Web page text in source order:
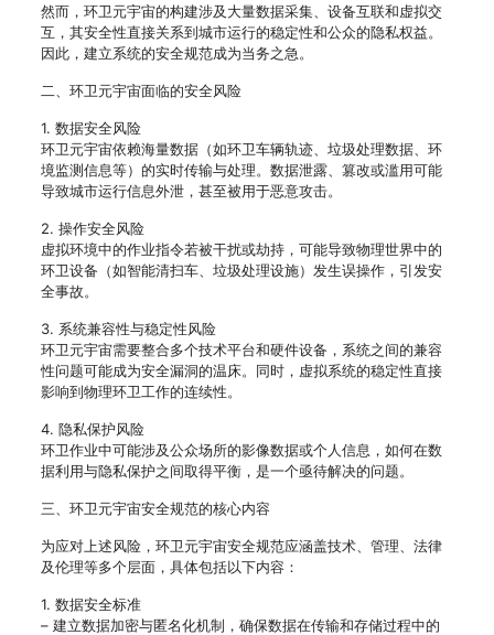
然而，环卫元宇宙的构建涉及大量数据采集、设备互联和虚拟交
互，其安全性直接关系到城市运行的稳定性和公众的隐私权益。
因此，建立系统的安全规范成为当务之急。
二、环卫元宇宙面临的安全风险
1. 数据安全风险
环卫元宇宙依赖海量数据（如环卫车辆轨迹、垃圾处理数据、环
境监测信息等）的实时传输与处理。数据泄露、篡改或滥用可能
导致城市运行信息外泄，甚至被用于恶意攻击。
2. 操作安全风险
虚拟环境中的作业指令若被干扰或劫持，可能导致物理世界中的
环卫设备（如智能清扫车、垃圾处理设施）发生误操作，引发安
全事故。
3. 系统兼容性与稳定性风险
环卫元宇宙需要整合多个技术平台和硬件设备，系统之间的兼容
性问题可能成为安全漏洞的温床。同时，虚拟系统的稳定性直接
影响到物理环卫工作的连续性。
4. 隐私保护风险
环卫作业中可能涉及公众场所的影像数据或个人信息，如何在数
据利用与隐私保护之间取得平衡，是一个亟待解决的问题。
三、环卫元宇宙安全规范的核心内容
为应对上述风险，环卫元宇宙安全规范应涵盖技术、管理、法律
及伦理等多个层面，具体包括以下内容：
1. 数据安全标准
– 建立数据加密与匿名化机制，确保数据在传输和存储过程中的